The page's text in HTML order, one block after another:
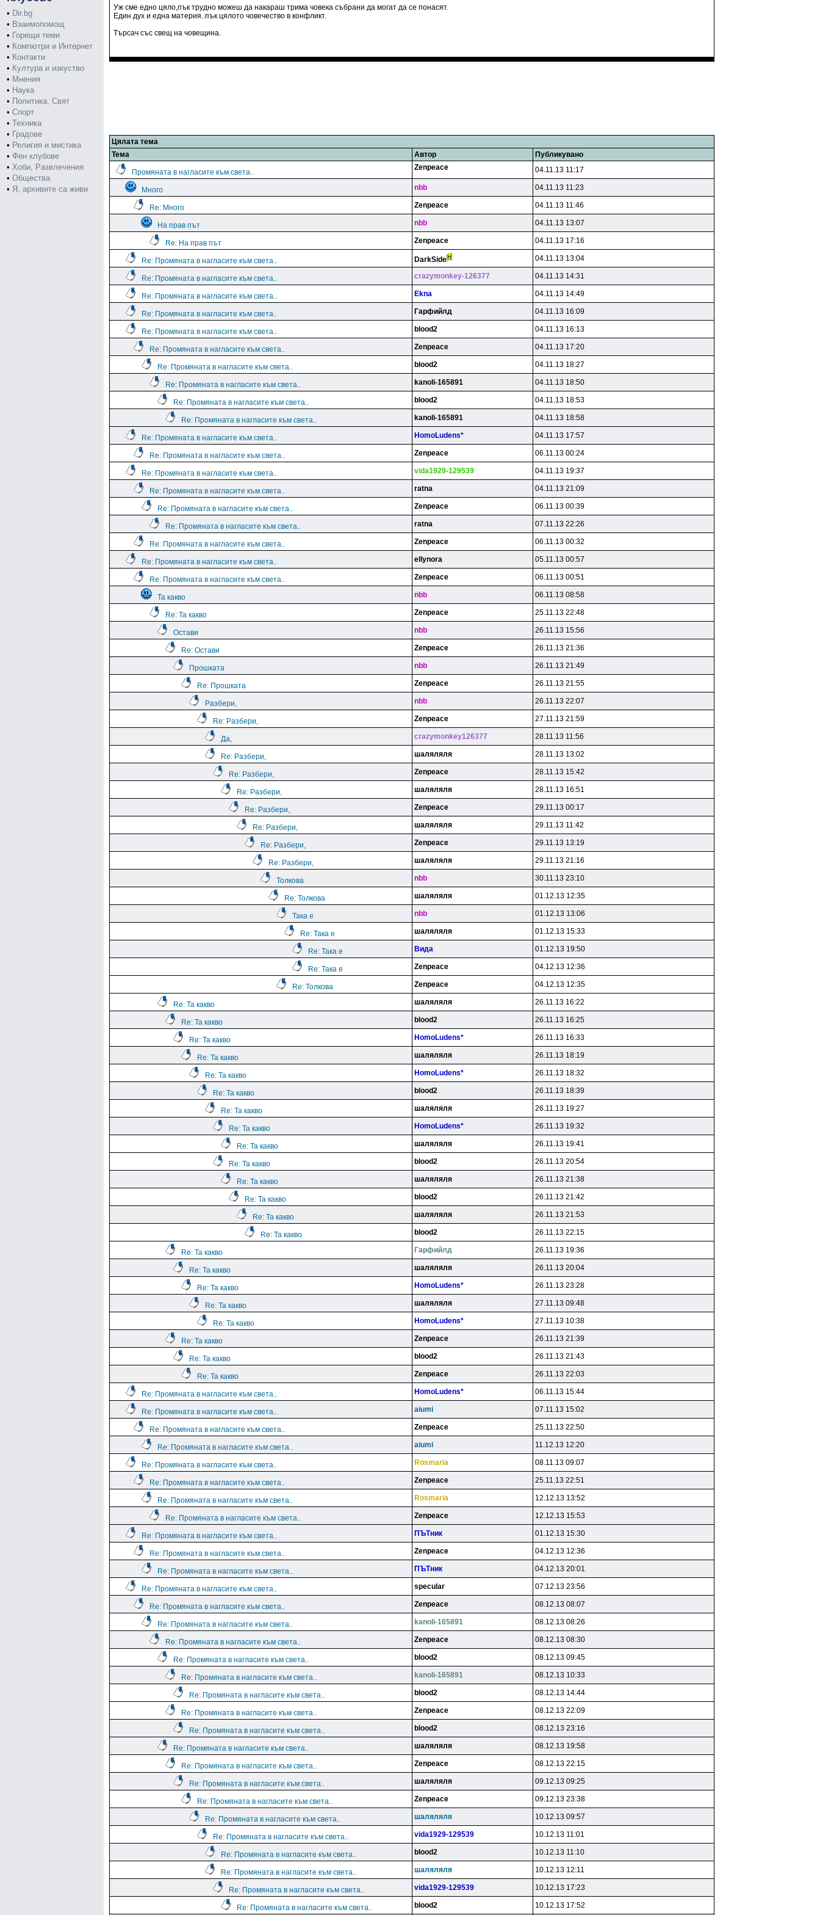
• Dir.bg
• Взаимопомощ
• Горещи теми
• Компютри и Интернет
• Контакти
• Култура и изкуство
• Мнения
• Наука
• Политика, Свят
• Спорт
• Техника
• Градове
• Религия и мистика
• Фен клубове
• Хоби, Развлечения
• Общества
• Я, архивите са живи
Уж сме едно цяло,пък трудно можеш да накараш трима човека събрани да могат да се понасят.
Един дух и една материя..пък цялото човечество в конфликт.
Търсач със свещ на човещина.
Цялата тема
Тема
Автор Публикувано
Промяната в нагласите към света..
Zenpeace 04.11.13 11:17
Много nbb 04.11.13 11:23
Re: Много Zenpeace 04.11.13 11:46
На прав път nbb 04.11.13 13:07
Re: На прав път Zenpeace 04.11.13 17:16
Re: Промяната в нагласите към света.. DarkSide 04.11.13 13:04
Re: Промяната в нагласите към света.. crazymonkey-126377 04.11.13 14:31
Re: Промяната в нагласите към света.. Ekna 04.11.13 14:49
Re: Промяната в нагласите към света.. Гарфийлд 04.11.13 16:09
Re: Промяната в нагласите към света.. blood2 04.11.13 16:13
Re: Промяната в нагласите към света.. Zenpeace 04.11.13 17:20
Re: Промяната в нагласите към света.. blood2 04.11.13 18:27
Re: Промяната в нагласите към света.. kanoli-165891 04.11.13 18:50
Re: Промяната в нагласите към света.. blood2 04.11.13 18:53
Re: Промяната в нагласите към света.. kanoli-165891 04.11.13 18:58
Re: Промяната в нагласите към света.. HomoLudens* 04.11.13 17:57
Re: Промяната в нагласите към света.. Zenpeace 06.11.13 00:24
Re: Промяната в нагласите към света.. vida1929-129539 04.11.13 19:37
Re: Промяната в нагласите към света.. ratna 04.11.13 21:09
Re: Промяната в нагласите към света.. Zenpeace 06.11.13 00:39
Re: Промяната в нагласите към света.. ratna 07.11.13 22:26
Re: Промяната в нагласите към света.. Zenpeace 06.11.13 00:32
Re: Промяната в нагласите към света.. ellynora 05.11.13 00:57
Re: Промяната в нагласите към света.. Zenpeace 06.11.13 00:51
Та какво nbb 06.11.13 08:58
Re: Та какво Zenpeace 25.11.13 22:48
Остави nbb 26.11.13 15:56
Re: Остави Zenpeace 26.11.13 21:36
Прошката nbb 26.11.13 21:49
Re: Прошката Zenpeace 26.11.13 21:55
Разбери, nbb 26.11.13 22:07
Re: Разбери, Zenpeace 27.11.13 21:59
Да, crazymonkey126377 28.11.13 11:56
Re: Разбери, шаляляля 28.11.13 13:02
Re: Разбери, Zenpeace 28.11.13 15:42
Re: Разбери, шаляляля 28.11.13 16:51
Re: Разбери, Zenpeace 29.11.13 00:17
Re: Разбери, шаляляля 29.11.13 11:42
Re: Разбери, Zenpeace 29.11.13 13:19
Re: Разбери, шаляляля 29.11.13 21:16
Толкова nbb 30.11.13 23:10
Re: Толкова шаляляля 01.12.13 12:35
Така е nbb 01.12.13 13:06
Re: Така е шаляляля 01.12.13 15:33
Re: Така е Вида 01.12.13 19:50
Re: Така е Zenpeace 04.12.13 12:36
Re: Толкова Zenpeace 04.12.13 12:35
Re: Та какво шаляляля 26.11.13 16:22
Re: Та какво blood2 26.11.13 16:25
Re: Та какво HomoLudens* 26.11.13 16:33
Re: Та какво шаляляля 26.11.13 18:19
Re: Та какво HomoLudens* 26.11.13 18:32
Re: Та какво blood2 26.11.13 18:39
Re: Та какво шаляляля 26.11.13 19:27
Re: Та какво HomoLudens* 26.11.13 19:32
Re: Та какво шаляляля 26.11.13 19:41
Re: Та какво blood2 26.11.13 20:54
Re: Та какво шаляляля 26.11.13 21:38
Re: Та какво blood2 26.11.13 21:42
Re: Та какво шаляляля 26.11.13 21:53
Re: Та какво blood2 26.11.13 22:15
Re: Та какво Гарфийлд 26.11.13 19:36
Re: Та какво шаляляля 26.11.13 20:04
Re: Та какво HomoLudens* 26.11.13 23:28
Re: Та какво шаляляля 27.11.13 09:48
Re: Та какво HomoLudens* 27.11.13 10:38
Re: Та какво Zenpeace 26.11.13 21:39
Re: Та какво blood2 26.11.13 21:43
Re: Та какво Zenpeace 26.11.13 22:03
Re: Промяната в нагласите към света.. HomoLudens* 06.11.13 15:44
Re: Промяната в нагласите към света.. aiumi 07.11.13 15:02
Re: Промяната в нагласите към света.. Zenpeace 25.11.13 22:50
Re: Промяната в нагласите към света.. aiumi 11.12.13 12:20
Re: Промяната в нагласите към света.. Rosmaria 08.11.13 09:07
Re: Промяната в нагласите към света.. Zenpeace 25.11.13 22:51
Re: Промяната в нагласите към света.. Rosmaria 12.12.13 13:52
Re: Промяната в нагласите към света.. Zenpeace 12.12.13 15:53
Re: Промяната в нагласите към света.. ПЪТник 01.12.13 15:30
Re: Промяната в нагласите към света.. Zenpeace 04.12.13 12:36
Re: Промяната в нагласите към света.. ПЪТник 04.12.13 20:01
Re: Промяната в нагласите към света.. specular 07.12.13 23:56
Re: Промяната в нагласите към света.. Zenpeace 08.12.13 08:07
Re: Промяната в нагласите към света.. kanoli-165891 08.12.13 08:26
Re: Промяната в нагласите към света.. Zenpeace 08.12.13 08:30
Re: Промяната в нагласите към света.. blood2 08.12.13 09:45
Re: Промяната в нагласите към света.. kanoli-165891 08.12.13 10:33
Re: Промяната в нагласите към света.. blood2 08.12.13 14:44
Re: Промяната в нагласите към света.. Zenpeace 08.12.13 22:09
Re: Промяната в нагласите към света.. blood2 08.12.13 23:16
Re: Промяната в нагласите към света.. шаляляля 08.12.13 19:58
Re: Промяната в нагласите към света.. Zenpeace 08.12.13 22:15
Re: Промяната в нагласите към света.. шаляляля 09.12.13 09:25
Re: Промяната в нагласите към света.. Zenpeace 09.12.13 23:38
Re: Промяната в нагласите към света.. шаляляля 10.12.13 09:57
Re: Промяната в нагласите към света.. vida1929-129539 10.12.13 11:01
Re: Промяната в нагласите към света.. blood2 10.12.13 11:10
Re: Промяната в нагласите към света.. шаляляля 10.12.13 12:11
Re: Промяната в нагласите към света.. vida1929-129539 10.12.13 17:23
Re: Промяната в нагласите към света.. blood2 10.12.13 17:52